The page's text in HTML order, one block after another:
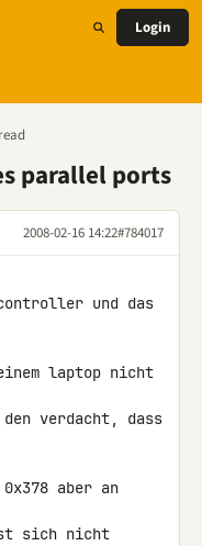
Login
parallel ports
2008-02-16 14:22#784017
und das
laptop nicht
verdacht, dass
aber an
sich nicht